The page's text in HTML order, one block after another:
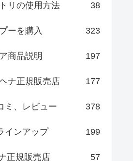
リの使用方法 38
ーを購入 323
商品説明 197
ナ正規販売店 177
ミ、レビュー 378
インアップ 199
正規販売店 57